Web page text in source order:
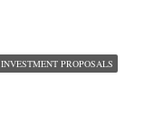
INVESTMENT PROPOSALS